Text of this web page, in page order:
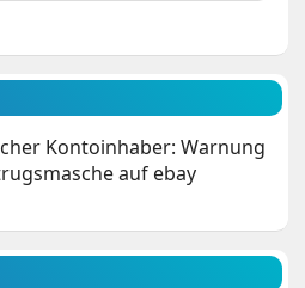
Kontoinhaber: Warnung
auf ebay